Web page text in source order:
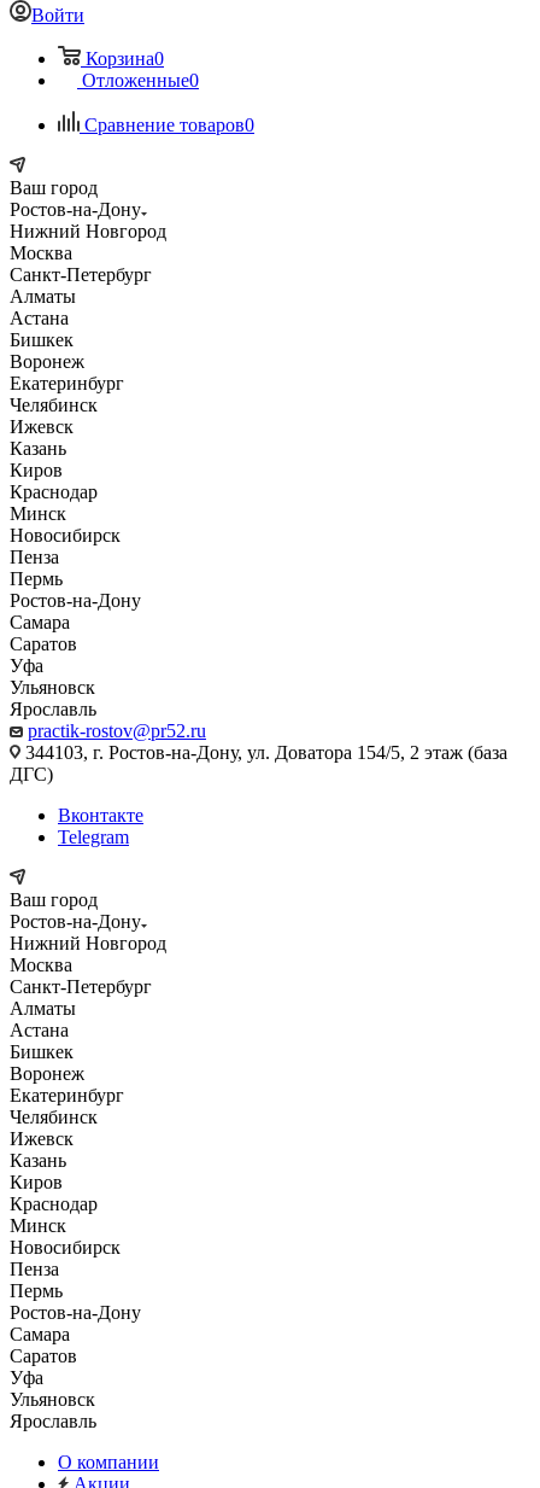
Войти
Корзина0
Отложенные0
Сравнение товаров0
Ваш город
Ростов-на-Дону
Нижний Новгород
Москва
Санкт-Петербург
Алматы
Астана
Бишкек
Воронеж
Екатеринбург
Челябинск
Ижевск
Казань
Киров
Краснодар
Минск
Новосибирск
Пенза
Пермь
Ростов-на-Дону
Самара
Саратов
Уфа
Ульяновск
Ярославль
practik-rostov@pr52.ru
344103, г. Ростов-на-Дону, ул. Доватора 154/5, 2 этаж (база
ДГС)
Вконтакте
Telegram
Ваш город
Ростов-на-Дону
Нижний Новгород
Москва
Санкт-Петербург
Алматы
Астана
Бишкек
Воронеж
Екатеринбург
Челябинск
Ижевск
Казань
Киров
Краснодар
Минск
Новосибирск
Пенза
Пермь
Ростов-на-Дону
Самара
Саратов
Уфа
Ульяновск
Ярославль
О компании
Акции